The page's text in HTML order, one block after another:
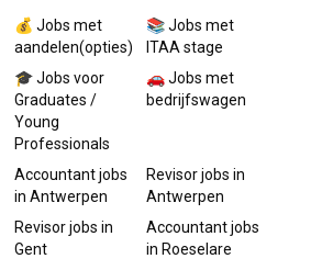
💰 Jobs met
aandelen(opties)
📚 Jobs met
ITAA stage
🎓 Jobs voor
Graduates /
Young
Professionals
🚗 Jobs met
bedrijfswagen
Accountantjobs
in Antwerpen
Revisorjobs in
Antwerpen
Revisorjobs in
Gent
Accountantjobs
in Roeselare